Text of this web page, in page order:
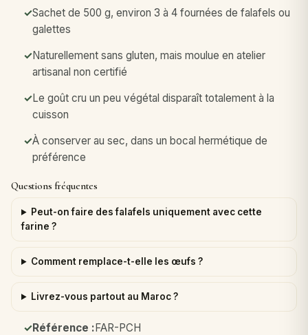
Sachet de 500 g, environ 3 à 4 fournées de falafels ou
galettes
Naturellement sans gluten, mais moulue en atelier
artisanal non certifié
Le goût cru un peu végétal disparaît totalement à la
cuisson
À conserver au sec, dans un bocal hermétique de
préférence
Questions fréquentes
Peut-on faire des falafels uniquement avec cette
farine ?
Comment remplace-t-elle les œufs ?
Livrez-vous partout au Maroc ?
Référence :FAR-PCH